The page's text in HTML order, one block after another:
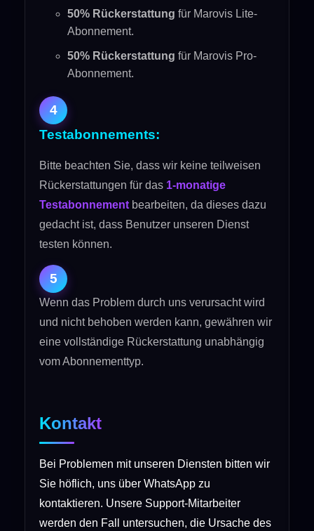
50% Rückerstattung für Marovis Lite-
Abonnement.
50% Rückerstattung für Marovis Pro-
Abonnement.
4
Testabonnements:
Bitte beachten Sie, dass wir keine teilweisen
Rückerstattungen für das 1-monatige
Testabonnement bearbeiten, da dieses dazu
gedacht ist, dass Benutzer unseren Dienst
testen können.
5
Wenn das Problem durch uns verursacht wird
und nicht behoben werden kann, gewähren wir
eine vollständige Rückerstattung unabhängig
vom Abonnementtyp.
Kontakt
Bei Problemen mit unseren Diensten bitten wir
Sie höflich, uns über WhatsApp zu
kontaktieren. Unsere Support-Mitarbeiter
werden den Fall untersuchen, die Ursache des